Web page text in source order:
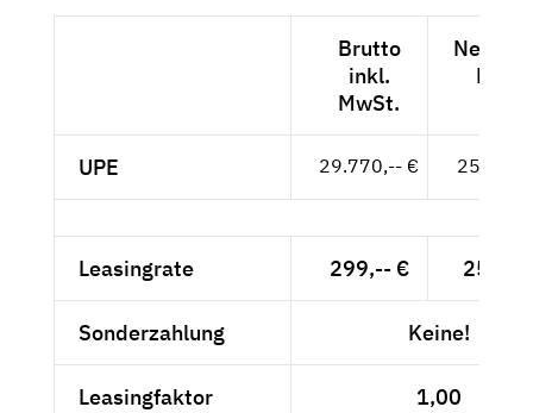
Brutto
inkl.
MwSt.
Netto
UPE 29.770,-- €
Leasingrate 299,-- €
Sonderzahlung Keine!
Leasingfaktor 1,00